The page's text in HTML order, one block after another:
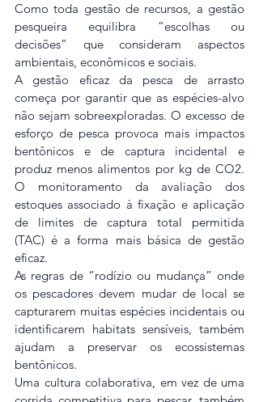
Como toda gestão de recursos, a gestão
pesqueira equilibra “escolhas ou
decisões” que consideram aspectos
ambientais, econômicos e sociais.
A gestão eficaz da pesca de arrasto
começa por garantir que as espécies-alvo
não sejam sobreexploradas. O excesso de
esforço de pesca provoca mais impactos
bentônicos e de captura incidental e
produz menos alimentos por kg de CO2.
O monitoramento da avaliação dos
estoques associado à fixação e aplicação
de limites de captura total permitida
(TAC) é a forma mais básica de gestão
eficaz.
As regras de “rodízio ou mudança” onde
os pescadores devem mudar de local se
capturarem muitas espécies incidentais ou
identificarem habitats sensíveis, também
ajudam a preservar os ecossistemas
bentônicos.
Uma cultura colaborativa, em vez de uma